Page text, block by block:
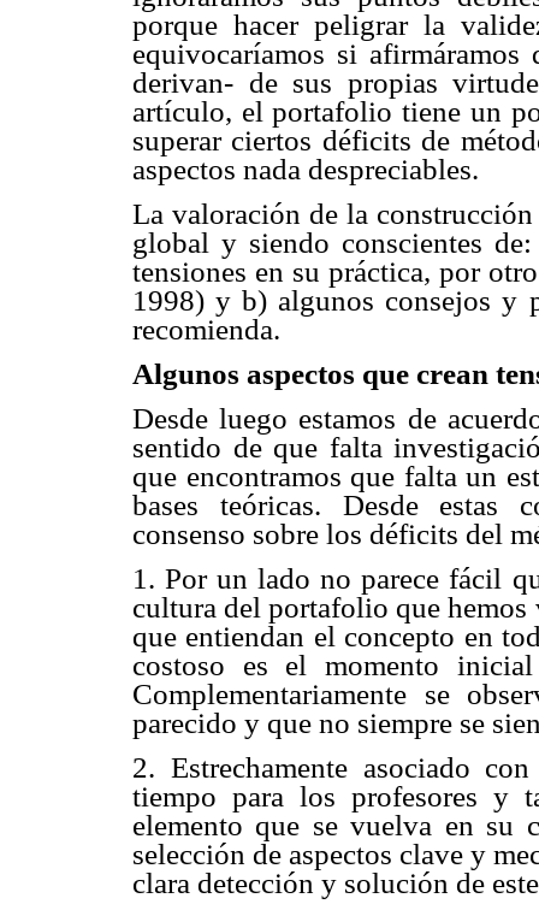
porque hacer peligrar la
equivocaríamos si
derivan- de sus propias
artículo, el portafolio tiene un
superar ciertos déficits de
aspectos nada despreciables.
La valoración de la
global y siendo conscientes
tensiones en su práctica, por
1998) y b) algunos consejos y
recomienda.
Algunos aspectos que crean
Desde luego estamos de
sentido de que falta
que encontramos que falta un
bases teóricas. Desde estas
consenso sobre los déficits del
1. Por un lado no parece fácil
cultura del portafolio que hemos
que entiendan el concepto en
costoso es el momento
Complementariamente se
parecido y que no siempre se
2. Estrechamente asociado
tiempo para los profesores y
elemento que se vuelva en su
selección de aspectos clave y
clara detección y solución de